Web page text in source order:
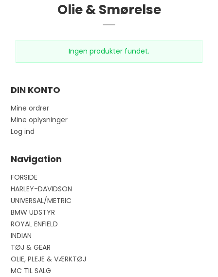
Olie & Smørelse
Ingen produkter fundet.
DIN KONTO
Mine ordrer
Mine oplysninger
Log ind
Navigation
FORSIDE
HARLEY-DAVIDSON
UNIVERSAL/METRIC
BMW UDSTYR
ROYAL ENFIELD
INDIAN
TØJ & GEAR
OLIE, PLEJE & VÆRKTØJ
MC TIL SALG